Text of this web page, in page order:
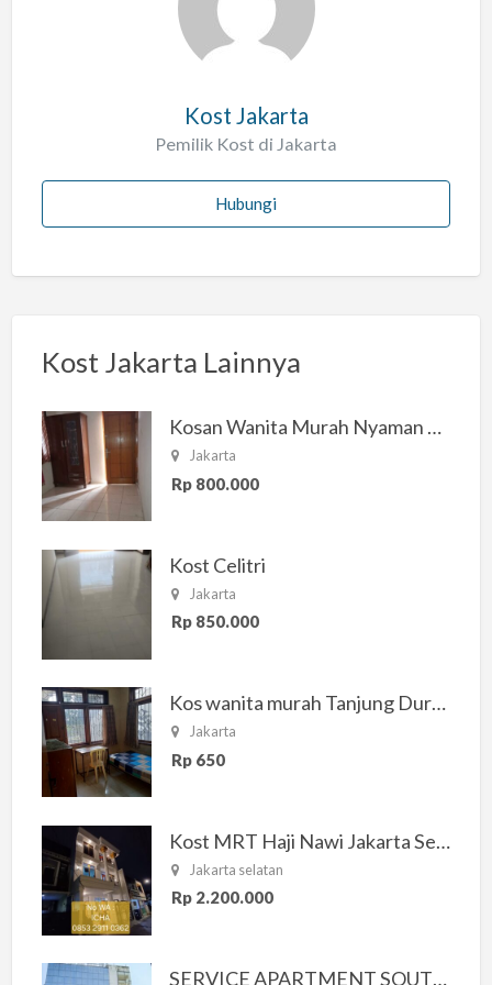
Kost Jakarta
Pemilik Kost di Jakarta
Hubungi
Kost Jakarta Lainnya
Kosan Wanita Murah Nyaman di Jakarta Selatan
Jakarta
Rp 800.000
Kost Celitri
Jakarta
Rp 850.000
Kos wanita murah Tanjung Duren Jakarta Barat
Jakarta
Rp 650
Kost MRT Haji Nawi Jakarta Selatan
Jakarta selatan
Rp 2.200.000
SERVICE APARTMENT SOUTH RESIDENCE